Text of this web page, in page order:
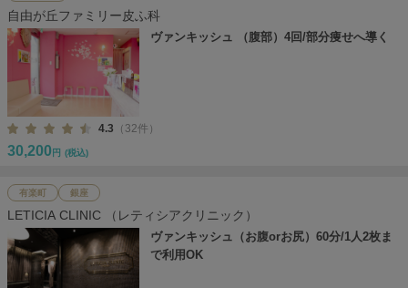
自由が丘ファミリー皮ふ科
ヴァンキッシュ （腹部）4回/部分痩せへ導く
4.3 （32件）
30,200 円 (税込)
有楽町 銀座
LETICIA CLINIC （レティシアクリニック）
ヴァンキッシュ（お腹orお尻）60分/1人2枚ま
で利用OK